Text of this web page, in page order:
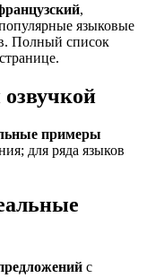
,
языковые
Полный список
примеры
для ряда языков
с